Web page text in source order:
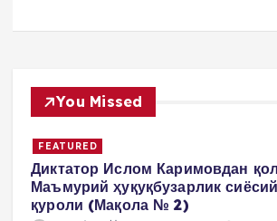
You Missed
FEATURED
Диктатор Ислом Каримовдан
Маъмурий ҳуқуқбузарлик
қуроли (Мақола № 2)